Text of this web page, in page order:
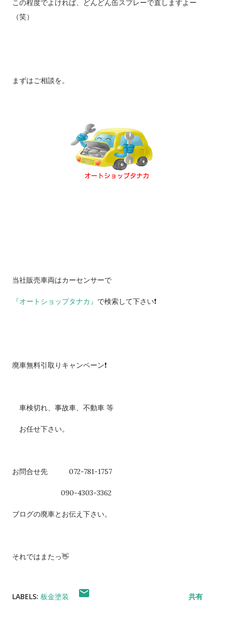
この程度でよければ、どんどん缶スプレーで直しますよー
（笑）
まずはご相談を。
当社販売車両はカーセンサーで
『オートショップタナカ』 で検索して下さい❗️
廃車無料引取りキャンペーン❗️
車検切れ、事故車、不動車 等
お任せ下さい。
お問合せ先 072-781-1757
090-4303-3362
ブログの廃車とお伝え下さい。
それではまたっ👋
LABELS: 板金塗装 共有